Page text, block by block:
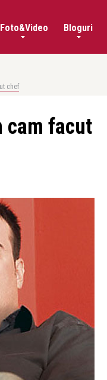
Foto&Video Bloguri
chef
cam facut